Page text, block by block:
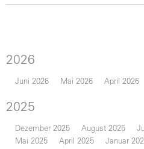
2026
Juni 2026 Mai 2026 April 2026
2025
Dezember 2025 August 2025
Mai 2025
April 2025 Januar